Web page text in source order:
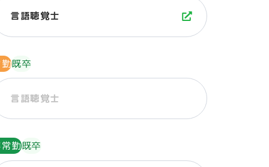
言語聴覚士
既卒
言語聴覚士
勤既卒